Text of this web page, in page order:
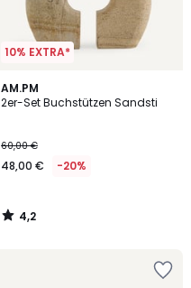
10% EXTRA*
AM.PM
2er-Set Buchstützen Sandsti
60,00 €
48,00 € -20%
4,2
/ 5
4,2
/